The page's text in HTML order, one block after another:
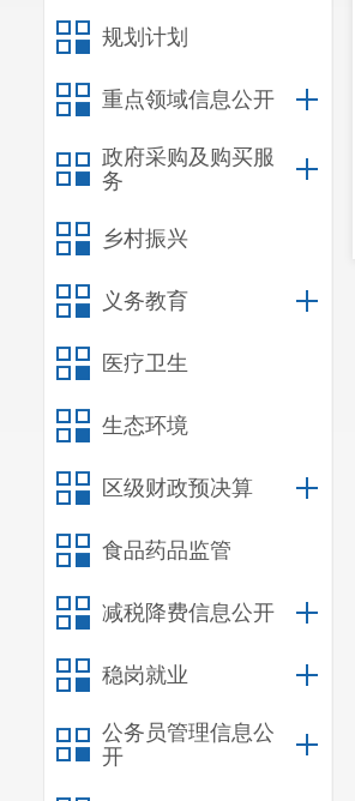
规划计划
重点领域信息公开
政府采购及购买服
务
乡村振兴
义务教育
医疗卫生
生态环境
区级财政预决算
食品药品监管
减税降费信息公开
稳岗就业
公务员管理信息公
开